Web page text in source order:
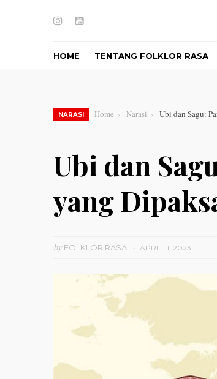
InstagramYoutube
HOME TENTANG FOLKLOR RASA
NARASI Home Narasi Ubi dan Sagu:
Ubi dan
yang
byFOLKLOR RASA APRIL 11, 2023